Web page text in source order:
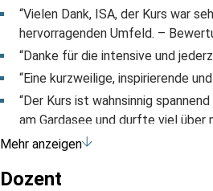
“Vielen Dank, ISA, der Kurs war
hervorragenden Umfeld. –
“Danke für die intensive und
“Eine kurzweilige, inspirierende
“Der Kurs ist wahnsinnig
am Gardasee und durfte viel über
du uns diese Reise zu uns selbst
Bewertung von Annika
Mehr anzeigen
Dozent